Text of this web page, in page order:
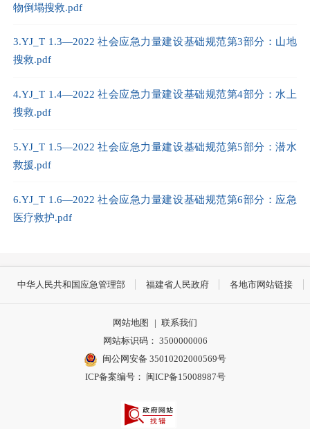
物倒塌搜救.pdf
3.YJ_T 1.3—2022 社会应急力量建设基础规范第3部分：山地
搜救.pdf
4.YJ_T 1.4—2022 社会应急力量建设基础规范第4部分：水上
搜救.pdf
5.YJ_T 1.5—2022 社会应急力量建设基础规范第5部分：潜水
救援.pdf
6.YJ_T 1.6—2022 社会应急力量建设基础规范第6部分：应急
医疗救护.pdf
中华人民共和国应急管理部 福建省人民政府 各地市网站链接
网站地图 | 联系我们
网站标识码： 3500000006
闽公网安备 35010202000569号
ICP备案编号： 闽ICP备15008987号